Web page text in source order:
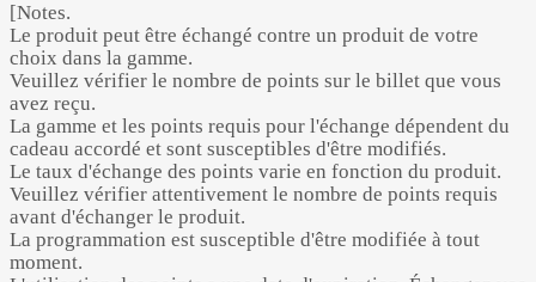
[Notes.
Le produit peut être échangé contre un produit de votre
choix dans la gamme.
Veuillez vérifier le nombre de points sur le billet que vous
avez reçu.
La gamme et les points requis pour l'échange dépendent du
cadeau accordé et sont susceptibles d'être modifiés.
Le taux d'échange des points varie en fonction du produit.
Veuillez vérifier attentivement le nombre de points requis
avant d'échanger le produit.
La programmation est susceptible d'être modifiée à tout
moment.